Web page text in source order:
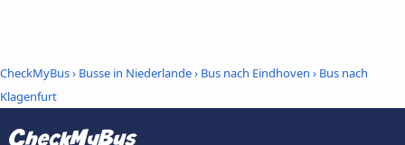
CheckMyBus› Busse in Niederlande› Bus nach Eindhoven › Bus nach
Klagenfurt